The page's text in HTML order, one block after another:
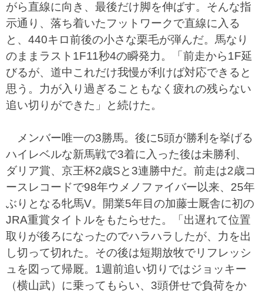
がら直線に向き、最後だけ脚を伸ばす。そんな指
示通り、落ち着いたフットワークで直線に入る
と、440キロ前後の小さな栗毛が弾んだ。馬なり
のままラスト1F11秒4の瞬発力。「前走から1F延
びるが、道中これだけ我慢が利けば対応できると
思う。力が入り過ぎることもなく疲れの残らない
追い切りができた」と続けた。
メンバー唯一の3勝馬。後に5頭が勝利を挙げる
ハイレベルな新馬戦で3着に入った後は未勝利、
ダリア賞、京王杯2歳Sと3連勝中だ。前走は2歳コ
ースレコードで98年ウメノファイバー以来、25年
ぶりとなる牝馬V。開業5年目の加藤士厩舎に初の
JRA重賞タイトルをもたらせた。「出遅れて位置
取りが後ろになったのでハラハラしたが、力を出
し切って切れた。その後は短期放牧でリフレッシ
ュを図って帰厩。1週前追い切りではジョッキー
（横山武）に乗ってもらい、3頭併せで負荷をか